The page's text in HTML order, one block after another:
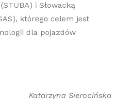
i Słowacką
którego celem jest
dla pojazdów
Katarzyna Sierocińska